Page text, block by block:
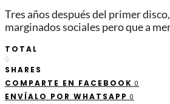
Tres años después del primer
marginados sociales pero que a
TOTAL
0
SHARES
COMPARTE EN FACEBOOK 0
ENVÍALO POR WHATSAPP 0